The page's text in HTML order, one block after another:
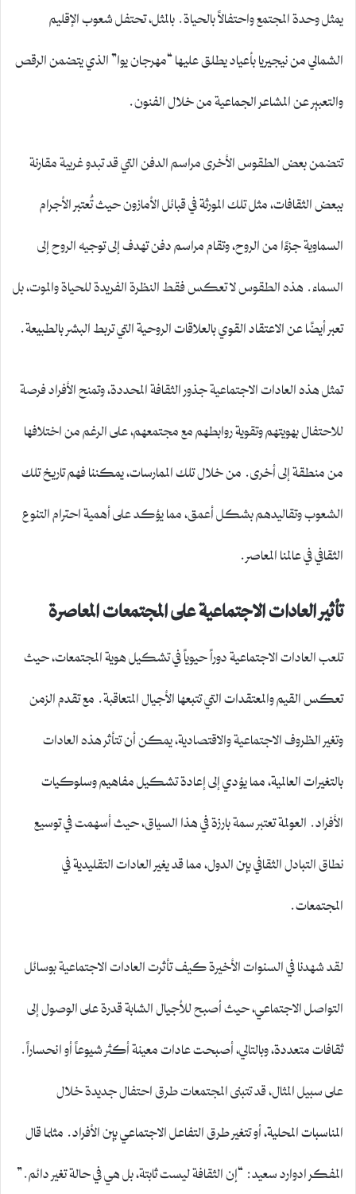
يمثل وحدة المجتمع واحتفالاً بالحياة. بالمثل، تحتفل شعوب الإقليم
الشمالي من نيجيريا بأعياد يطلق عليها “مهرجان يوا” الذي يتضمن الرقص
والتعبير عن المشاعر الجماعية من خلال الفنون.
تتضمن بعض الطقوس الأخرى مراسم الدفن التي قد تبدو غريبة مقارنة
ببعض الثقافات، مثل تلك المورثة في قبائل الأمازون حيث تُعتبر الأجرام
السماوية جزءًا من الروح، وتقام مراسم دفن تهدف إلى توجيه الروح إلى
السماء. هذه الطقوس لا تعكس فقط النظرة الفريدة للحياة والموت، بل
تعبر أيضًا عن الاعتقاد القوي بالعلاقات الروحية التي تربط البشر بالطبيعة.
تمثل هذه العادات الاجتماعية جذور الثقافة المحددة، وتمنح الأفراد فرصة
للاحتفال بهويتهم وتقوية روابطهم مع مجتمعهم، على الرغم من اختلافها
من منطقة إلى أخرى. من خلال تلك الممارسات، يمكننا فهم تاريخ تلك
الشعوب وتقاليدهم بشكل أعمق، مما يؤكد على أهمية احترام التنوع
الثقافي في عالمنا المعاصر.
تأثير العادات الاجتماعية على المجتمعات المعاصرة
تلعب العادات الاجتماعية دوراً حيوياً في تشكيل هوية المجتمعات، حيث
تعكس القيم والمعتقدات التي تتبعها الأجيال المتعاقبة. مع تقدم الزمن
وتغير الظروف الاجتماعية والاقتصادية، يمكن أن تتأثر هذه العادات
بالتغيرات العالمية، مما يؤدي إلى إعادة تشكيل مفاهيم وسلوكيات
الأفراد. العولمة تعتبر سمة بارزة في هذا السياق، حيث أسهمت في توسيع
نطاق التبادل الثقافي بين الدول، مما قد يغير العادات التقليدية في
المجتمعات.
لقد شهدنا في السنوات الأخيرة كيف تأثرت العادات الاجتماعية بوسائل
التواصل الاجتماعي، حيث أصبح للأجيال الشابة قدرة على الوصول إلى
ثقافات متعددة، وبالتالي، أصبحت عادات معينة أكثر شيوعاً أو انحساراً.
على سبيل المثال، قد تتبنى المجتمعات طرق احتفال جديدة خلال
المناسبات المحلية، أو تتغير طرق التفاعل الاجتماعي بين الأفراد. مثلما قال
المفكر ادوارد سعيد: “إن الثقافة ليست ثابتة، بل هي في حالة تغير دائم.”